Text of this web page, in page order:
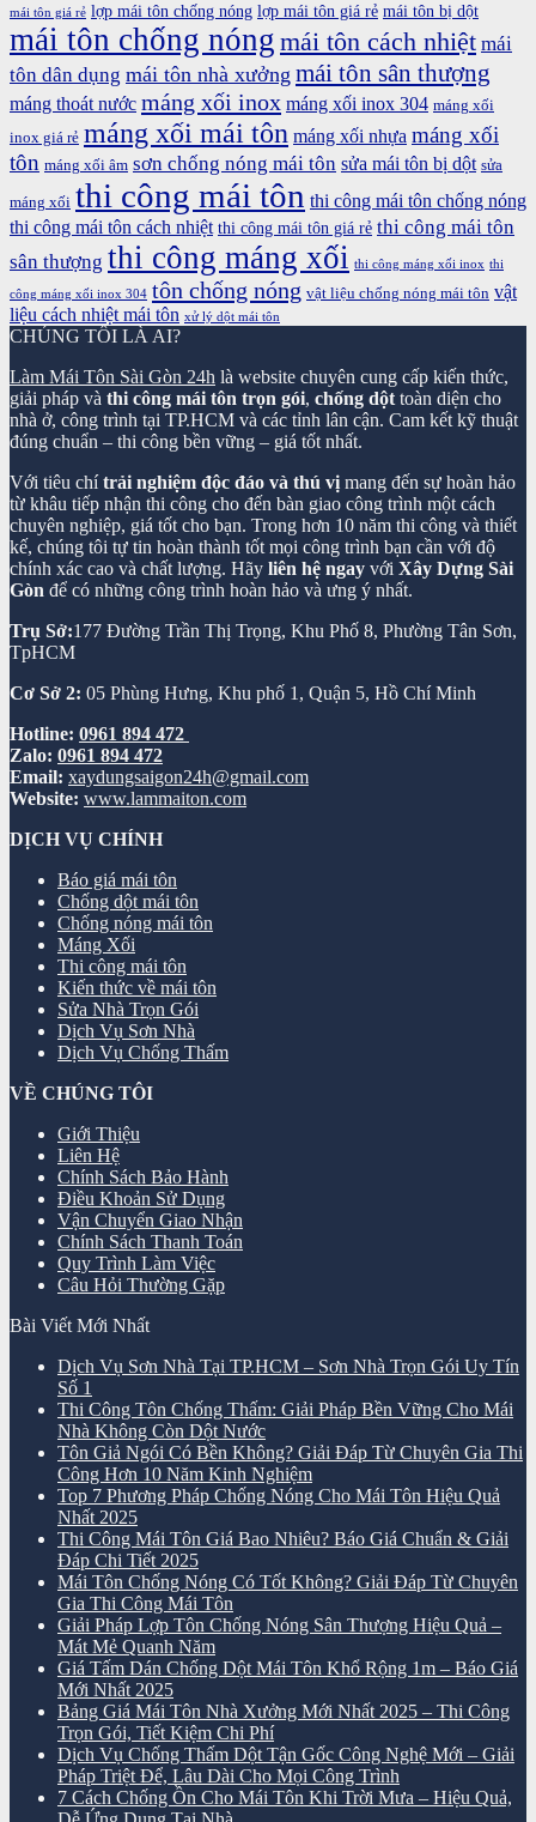
mái tôn giá rẻ lợp mái tôn chống nóng lợp mái tôn giá rẻ mái tôn bị dột
mái tôn chống nóng mái tôn cách nhiệt mái
tôn dân dụng mái tôn nhà xưởng mái tôn sân thượng
máng thoát nước máng xối inox máng xối inox 304 máng xối
inox giá rẻ máng xối mái tôn máng xối nhựa máng xối
tôn máng xối âm sơn chống nóng mái tôn sửa mái tôn bị dột sửa
máng xối thi công mái tôn thi công mái tôn chống nóng
thi công mái tôn cách nhiệt thi công mái tôn giá rẻ thi công mái tôn
sân thượng thi công máng xối thi công máng xối inox thi
công máng xối inox 304 tôn chống nóng vật liệu chống nóng mái tôn vật
liệu cách nhiệt mái tôn xử lý dột mái tôn
CHÚNG TÔI LÀ AI?
Làm Mái Tôn Sài Gòn 24h là website chuyên cung cấp kiến thức,
giải pháp và thi công mái tôn trọn gói, chống dột toàn diện cho
nhà ở, công trình tại TP.HCM và các tỉnh lân cận. Cam kết kỹ thuật
đúng chuẩn – thi công bền vững – giá tốt nhất.
Với tiêu chítrải nghiệm độc đáo và thú vị mang đến sự hoàn hảo
từ khâu tiếp nhận thi công cho đến bàn giao công trình một cách
chuyên nghiệp, giá tốt cho bạn. Trong hơn 10 năm thi công và thiết
kế, chúng tôi tự tin hoàn thành tốt mọi công trình bạn cần với độ
chính xác cao và chất lượng. Hãy liên hệ ngay với Xây Dựng Sài
Gòn để có những công trình hoàn hảo và ưng ý nhất.
Trụ Sở:177 Đường Trần Thị Trọng, Khu Phố 8, Phường Tân Sơn,
TpHCM
Cơ Sở 2: 05 Phùng Hưng, Khu phố 1, Quận 5, Hồ Chí Minh
Hotline: 0961 894 472
Zalo: 0961 894 472
Email: xaydungsaigon24h@gmail.com
Website: www.lammaiton.com
DỊCH VỤ CHÍNH
Báo giá mái tôn
Chống dột mái tôn
Chống nóng mái tôn
Máng Xối
Thi công mái tôn
Kiến thức về mái tôn
Sửa Nhà Trọn Gói
Dịch Vụ Sơn Nhà
Dịch Vụ Chống Thấm
VỀ CHÚNG TÔI
Giới Thiệu
Liên Hệ
Chính Sách Bảo Hành
Điều Khoản Sử Dụng
Vận Chuyển Giao Nhận
Chính Sách Thanh Toán
Quy Trình Làm Việc
Câu Hỏi Thường Gặp
Bài Viết Mới Nhất
Dịch Vụ Sơn Nhà Tại TP.HCM – Sơn Nhà Trọn Gói Uy Tín
Số 1
Thi Công Tôn Chống Thấm: Giải Pháp Bền Vững Cho Mái
Nhà Không Còn Dột Nước
Tôn Giả Ngói Có Bền Không? Giải Đáp Từ Chuyên Gia Thi
Công Hơn 10 Năm Kinh Nghiệm
Top 7 Phương Pháp Chống Nóng Cho Mái Tôn Hiệu Quả
Nhất 2025
Thi Công Mái Tôn Giá Bao Nhiêu? Báo Giá Chuẩn & Giải
Đáp Chi Tiết 2025
Mái Tôn Chống Nóng Có Tốt Không? Giải Đáp Từ Chuyên
Gia Thi Công Mái Tôn
Giải Pháp Lợp Tôn Chống Nóng Sân Thượng Hiệu Quả –
Mát Mẻ Quanh Năm
Giá Tấm Dán Chống Dột Mái Tôn Khổ Rộng 1m – Báo Giá
Mới Nhất 2025
Bảng Giá Mái Tôn Nhà Xưởng Mới Nhất 2025 – Thi Công
Trọn Gói, Tiết Kiệm Chi Phí
Dịch Vụ Chống Thấm Dột Tận Gốc Công Nghệ Mới – Giải
Pháp Triệt Để, Lâu Dài Cho Mọi Công Trình
7 Cách Chống Ồn Cho Mái Tôn Khi Trời Mưa – Hiệu Quả,